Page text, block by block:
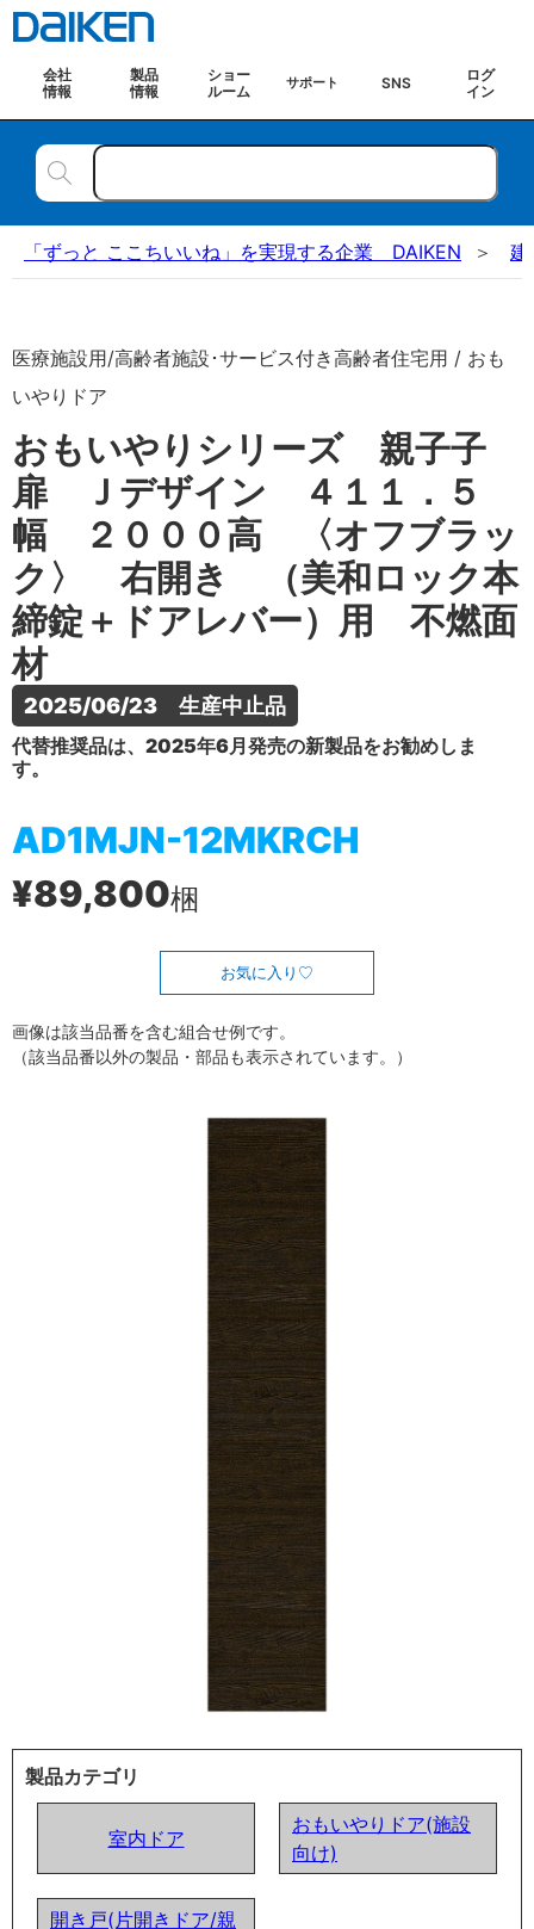
会社
情報
製品
情報
ショー
ルーム
サポート SNS
ログ
イン
「ずっと ここちいいね」を実現する企業 DAIKEN 建
医療施設用/高齢者施設･サービス付き高齢者住宅用 / おも
いやりドア
おもいやりシリーズ 親子子
扉 Ｊデザイン ４１１．５
幅 ２０００高 〈オフブラッ
ク〉 右開き （美和ロック本
締錠＋ドアレバー）用 不燃面
材
2025/06/23　生産中止品
代替推奨品は、2025年6月発売の新製品をお勧めしま
す。
AD1MJN-12MKRCH
¥89,800梱
お気に入り
画像は該当品番を含む組合せ例です。
（該当品番以外の製品・部品も表示されています。）
製品カテゴリ
室内ドア
おもいやりドア(施設
向け)
開き戸(片開きドア/親